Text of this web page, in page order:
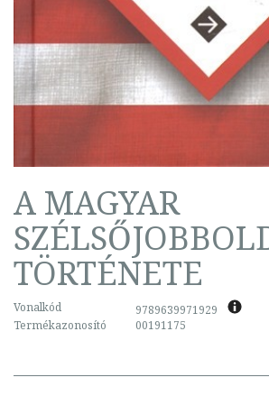
A MAGYAR
TÖRTÉNETE
Vonalkód
9789639971929
Termékazonosító
00191175